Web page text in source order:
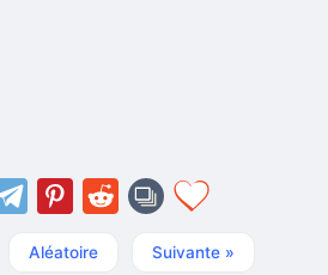
Aléatoire Suivante »